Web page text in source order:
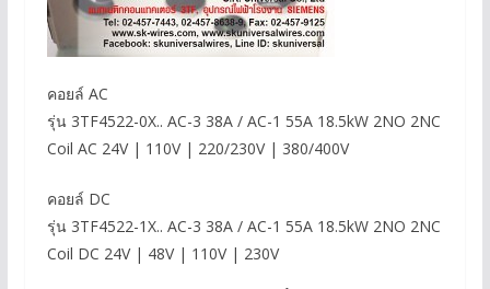
คอยล์ AC
รุ่น 3TF4522-0X.. AC-3 38A / AC-1 55A 18.5kW 2NO 2NC
Coil AC 24V | 110V | 220/230V | 380/400V
คอยล์ DC
รุ่น 3TF4522-1X.. AC-3 38A / AC-1 55A 18.5kW 2NO 2NC
Coil DC 24V | 48V | 110V | 230V